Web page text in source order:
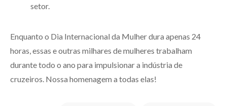
setor.
Enquanto o Dia Internacional da Mulher dura apenas 24
horas, essas e outras milhares de mulheres trabalham
durante todo o ano para impulsionar a indústria de
cruzeiros. Nossa homenagem a todas elas!